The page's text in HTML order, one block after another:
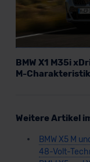
BMW X1 M35i
M-Charakteristik
Weitere Artikel
BMW X5 M
48-Volt-